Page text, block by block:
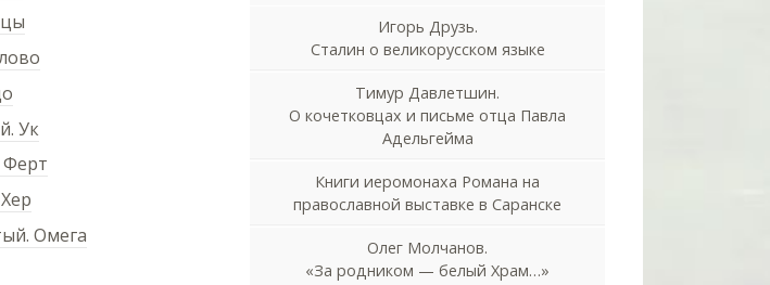
Ук
Ферт
Омега
Игорь Друзь.
Сталин о великорусском языке
Тимур Давлетшин.
О кочетковцах и письме отца Павла
Адельгейма
Книги иеромонаха Романа на
православной выставке в Саранске
Олег Молчанов.
«За родником — белый Храм…»